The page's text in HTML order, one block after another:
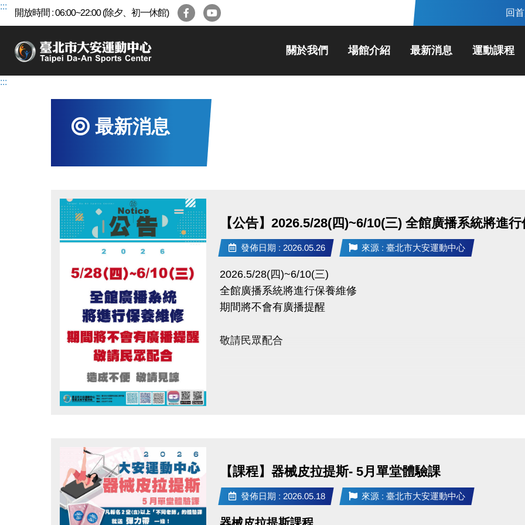
跳
區
:::
開放時間 : 06:00~22:00 (除夕、初一休館) 回
關於我們 場館介紹 最新消息 運動課程
:::
最新消息
【公告】2026.5/28(四)~6/10(三) 全館廣播系統將進
發佈日期 : 2026.05.26 來源 : 臺北市大安運動中心
2026.5/28(四)~6/10(三)
全館廣播系統將進行保養維修
期間將不會有廣播提醒
敬請民眾配合
【課程】器械皮拉提斯- 5月單堂體驗課
發佈日期 : 2026.05.18 來源 : 臺北市大安運動中心